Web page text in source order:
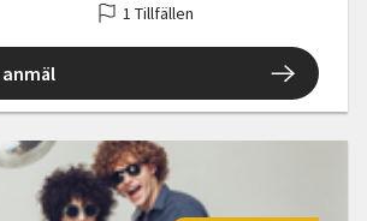
1 Tillfällen
anmäl